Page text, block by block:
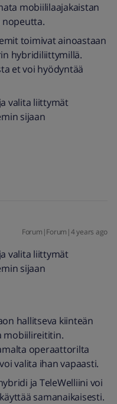
mobiililaajakaistan
nopeutta.
toimivat ainoastaan
hybridiliittymillä.
et voi hyödyntää
valita liittymät
sijaan
Forum|Forum|4 years ago
valita liittymät
sijaan
hallitseva kiinteän
mobiilireititin.
operaattorilta
valita ihan vapaasti.
ja TeleWelliini voi
samanaikaisesti.